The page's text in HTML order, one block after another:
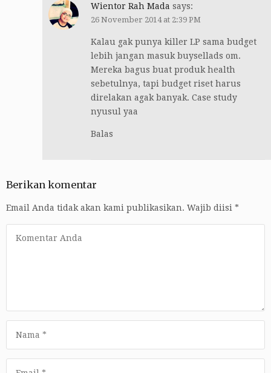
Wientor Rah Mada says:
26 November 2014 at 2:39 PM
Kalau gak punya killer LP sama budget
lebih jangan masuk buysellads om.
Mereka bagus buat produk health
sebetulnya, tapi budget riset harus
direlakan agak banyak. Case study
nyusul yaa
Balas
Berikan komentar
Email Anda tidak akan kami publikasikan. Wajib diisi *